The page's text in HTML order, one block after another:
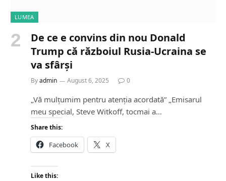
LUMEA
De ce e convins din nou Donald
Trump că războiul Rusia-Ucraina se
va sfârși
Byadmin August 6, 2025 0
„Vă mulțumim pentru atenția acordată” „Emisarul
meu special, Steve Witkoff, tocmai a…
Share this:
Facebook X
Like this: